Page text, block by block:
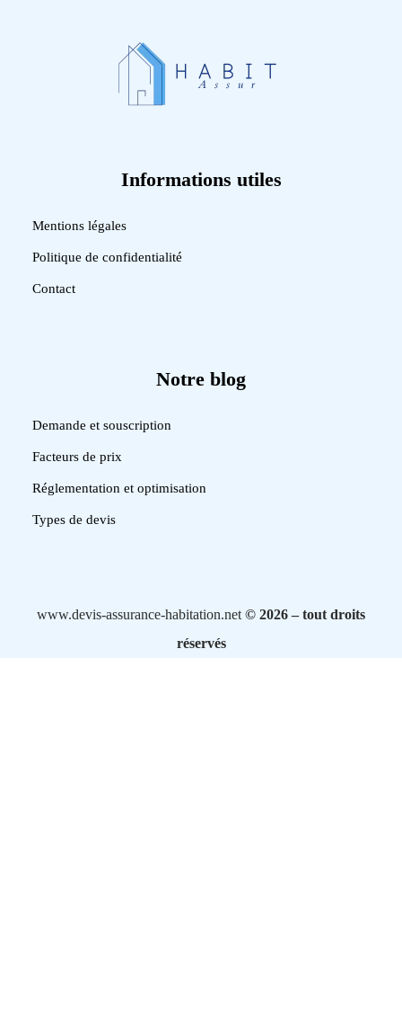
Informations utiles
Mentions légales
Politique de confidentialité
Contact
Notre blog
Demande et souscription
Facteurs de prix
Réglementation et optimisation
Types de devis
www.devis-assurance-habitation.net© 2026 – tout droits
réservés